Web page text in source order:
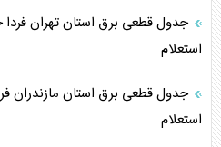
استعلام
استعلام